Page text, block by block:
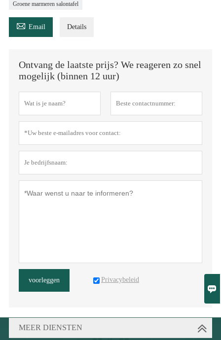

Groene marmeren salontafel
 Email Details
Ontvang de laatste prijs? We reageren zo snel
mogelijk (binnen 12 uur)
voorleggen Privacybeleid
MEER DIENSTEN